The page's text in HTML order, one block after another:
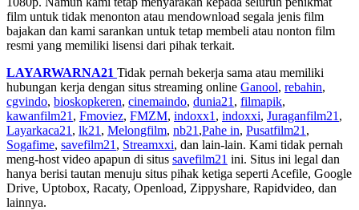
film untuk tidak menonton atau mendownload segala jenis film
bajakan dan kami sarankan untuk tetap membeli atau nonton film
resmi yang memiliki lisensi dari pihak terkait.
LAYARWARNA21 Tidak pernah bekerja sama atau memiliki
hubungan kerja dengan situs streaming online Ganool, rebahin,
cgvindo, bioskopkeren, cinemaindo, dunia21 , filmapik,
kawanfilm21 , Fmoviez, FMZM, indoxx1 , indoxxi, Juraganfilm21 ,
Layarkaca21 , lk21 , Melongfilm, nb21 ,Pahe in, Pusatfilm21 ,
Sogafime, savefilm21 , Streamxxi, dan lain-lain. Kami tidak pernah
meng-host video apapun di situs savefilm21 ini. Situs ini legal dan
hanya berisi tautan menuju situs pihak ketiga seperti Acefile, Google
Drive, Uptobox, Racaty, Openload, Zippyshare, Rapidvideo, dan
lainnya.